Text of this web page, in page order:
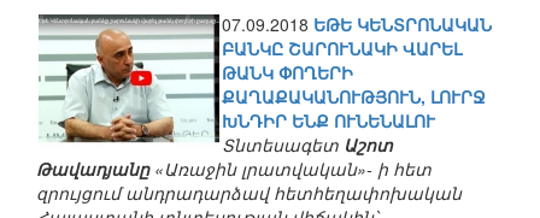
07.09.2018 ԵԹԵ ԿԵՆՏՐՈՆԱԿԱՆ
ԲԱՆԿԸ ՇԱՐՈՒՆԱԿԻ ՎԱՐԵԼ
ԹԱՆԿ ՓՈՂԵՐԻ
ՔԱՂԱՔԱԿԱՆՈՒԹՅՈՒՆ, ԼՈՒՐՋ
ԽՆԴԻՐ ԵՆՔ ՈՒՆԵՆԱԼՈՒ
Տնտեսագետ Աշոտ
Թավադյանը«Առաջին լրատվական»- ի հետ
զրույցում անդրադարձավ հետհեղափոխական